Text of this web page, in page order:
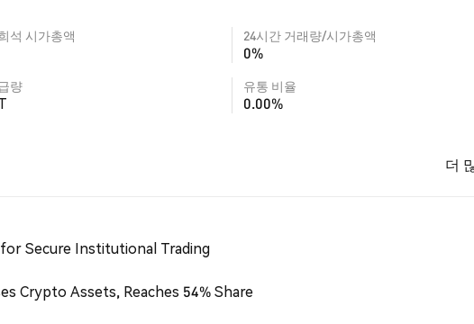
석 시가총액 24시간 거래량/시가총액
0%
량 유통 비율
0.00%
더
Secure Institutional Trading
Crypto Assets, Reaches 54% Share